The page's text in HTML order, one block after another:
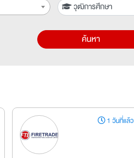
วุฒิการศึกษา
ค้นหา
1 วันที่แล้ว